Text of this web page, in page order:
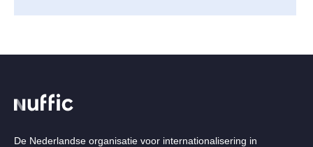
De Nederlandse organisatie voor internationalisering in